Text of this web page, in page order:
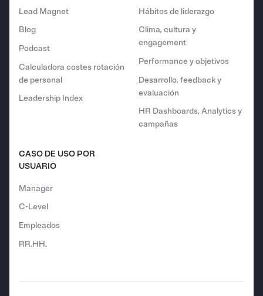
Lead Magnet
Blog
Podcast
Calculadora costes rotación
de personal
Leadership Index
Hábitos de liderazgo
Clima, cultura y
engagement
Performance y objetivos
Desarrollo, feedback y
evaluación
HR Dashboards, Analytics y
campañas
CASO DE USO POR
USUARIO
Manager
C-Level
Empleados
RR.HH.